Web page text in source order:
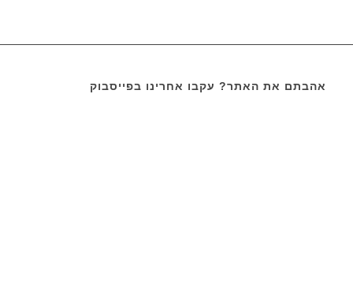
אהבתם את האתר? עקבו אחרינו בפייסבוק